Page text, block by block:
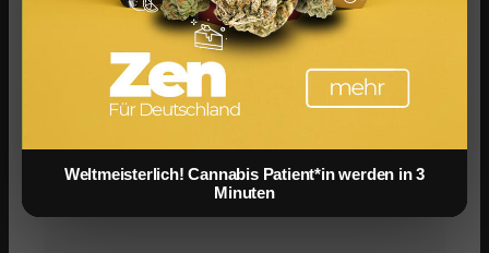
Schlafhygiene: 10 Regeln für besseren Schlaf –
wissenschaftlich belegt
Weltmeisterlich! Cannabis Patient*in werden in 3
Minuten